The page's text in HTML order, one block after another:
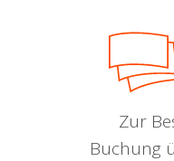
Zur
Buchung